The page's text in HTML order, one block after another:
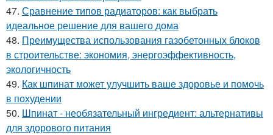
47. Сравнение типов радиаторов: как выбрать
идеальное решение для вашего дома
48. Преимущества использования газобетонных блоков
в строительстве: экономия, энергоэффективность,
экологичность
49. Как шпинат может улучшить ваше здоровье и помочь
в похудении
50. Шпинат - необязательный ингредиент: альтернативы
для здорового питания